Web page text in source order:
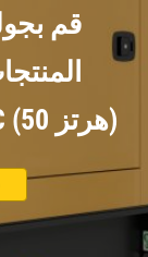
قم
والفوائد الرائعة لـ DE200 GC (50 هرتز)